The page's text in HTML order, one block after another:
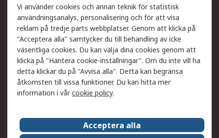
Ditt lokala säljteam
Exportlösningar
Support
Få hjälp
Retur av varor
Leverans
Spåra din order
Begär en fakturakopi
Fördelar med RS-konto
Betalningsalternativ
Om RS Försäljningsvillkor
Vi använder cookies och annan teknik för statistisk
användningsanalys, personalisering och för att visa
reklam på tredje parts webbplatser. Genom att klicka på
"Acceptera alla" samtycker du till behandling av icke
väsentliga cookies. Du kan välja dina cookies genom att
klicka på "Hantera cookie-inställningar". Om du inte vill ha
detta klickar du på "Avvisa alla". Detta kan begränsa
åtkomsten till vissa funktioner. Du kan hitta mer
information i vårcookie policy.
Acceptera alla